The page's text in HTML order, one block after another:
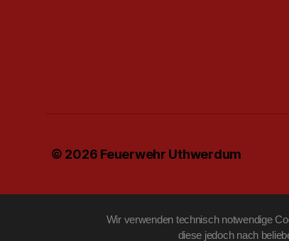
© 2026 Feuerwehr Uthwerdum
Wir verwenden technisch notwendige
diese jedoch nach